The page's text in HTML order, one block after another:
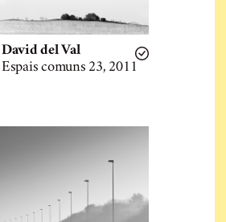
David del Val
Espais comuns 23, 2011